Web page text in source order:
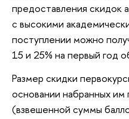
предоставления скидок
с высокими
поступлении можно
15 и 25% на первый год
Размер скидки
основании набранных им
(взвешенной суммы